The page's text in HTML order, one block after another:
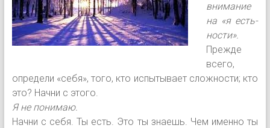
внимание
на «я есть-
ности».
Прежде
всего,
определи «себя», того, кто испытывает сложности; кто
это? Начни с этого.
Я не понимаю.
Начни с себя. Ты есть. Это ты знаешь. Чем именно ты